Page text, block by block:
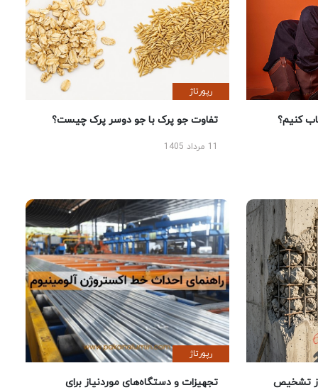
کنیم؟
رپورتاژ
تفاوت جو پرک با جو دوسر پرک چیست؟
تشخیص
رپورتاژ
تجهیزات و دستگاه‌های موردنیاز برای